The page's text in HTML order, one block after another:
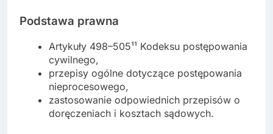
Podstawa prawna
Artykuły 498–505¹¹ Kodeksu postępowania
cywilnego,
przepisy ogólne dotyczące postępowania
nieprocesowego,
zastosowanie odpowiednich przepisów o
doręczeniach i kosztach sądowych.